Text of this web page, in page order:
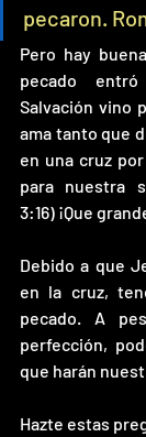
pecaron.
Pero hay
pecado
Salvación vino
ama tanto que
en una cruz
para nuestra
3:16) ¡Que
Debido a que
en la cruz,
pecado. A
perfección,
que harán
Hazte estas